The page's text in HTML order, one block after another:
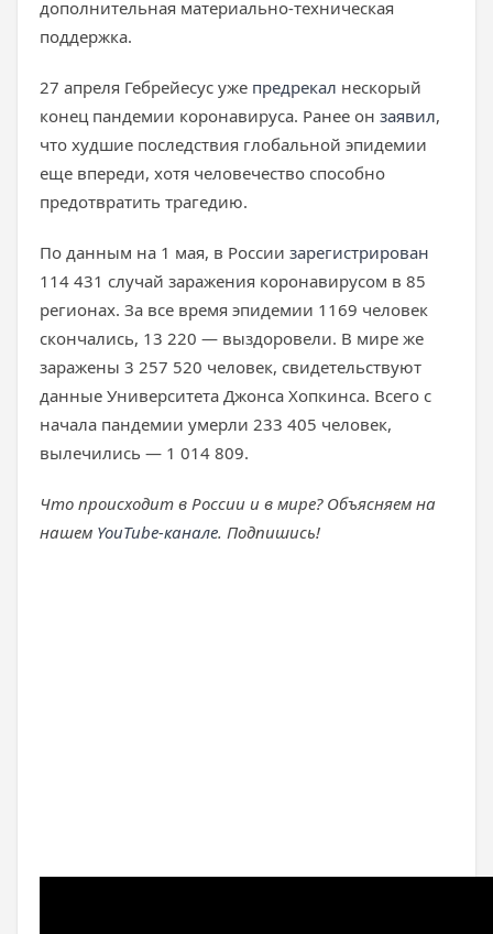
дополнительная материально-техническая
поддержка.
27 апреля Гебрейесус уже предрекал нескорый
конец пандемии коронавируса. Ранее он заявил,
что худшие последствия глобальной эпидемии
еще впереди, хотя человечество способно
предотвратить трагедию.
По данным на 1 мая, в России зарегистрирован
114 431 случай заражения коронавирусом в 85
регионах. За все время эпидемии 1169 человек
скончались, 13 220 — выздоровели. В мире же
заражены 3 257 520 человек, свидетельствуют
данные Университета Джонса Хопкинса. Всего с
начала пандемии умерли 233 405 человек,
вылечились — 1 014 809.
Что происходит в России и в мире? Объясняем на
нашем YouTube-канале. Подпишись!